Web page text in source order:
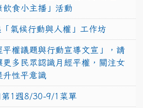
食小主播」活動
氣候行動與人權」工作坊
平權議題與行動宣導文宣」，請
更多民眾認識月經平權，關注女
升性平意識
1週8/30-9/1菜單